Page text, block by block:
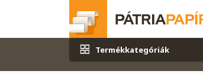
Termékkategóriák